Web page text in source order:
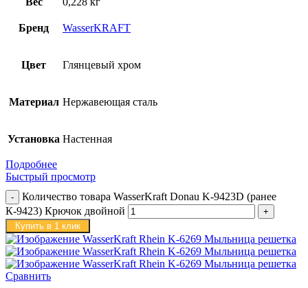
Бренд WasserKRAFT
Цвет Глянцевый хром
Материал Нержавеющая сталь
Установка Настенная
Подробнее
Быстрый просмотр
Количество товара WasserKraft Donau K-9423D (ранее
К-9423) Крючок двойной
Купить в 1 клик
Сравнить